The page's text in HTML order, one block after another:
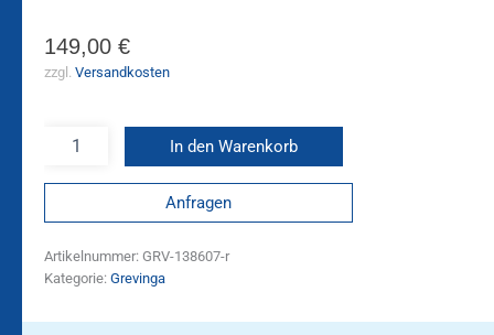
149,00 €
zzgl. Versandkosten
In den Warenkorb
Anfragen
Artikelnummer: GRV-138607-r
Kategorie: Grevinga